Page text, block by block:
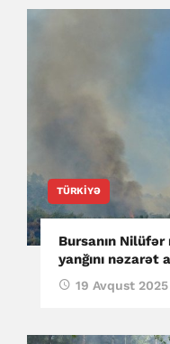
TÜRKIYƏ
Bursanın
yanğını nəzarət
19 Avqust